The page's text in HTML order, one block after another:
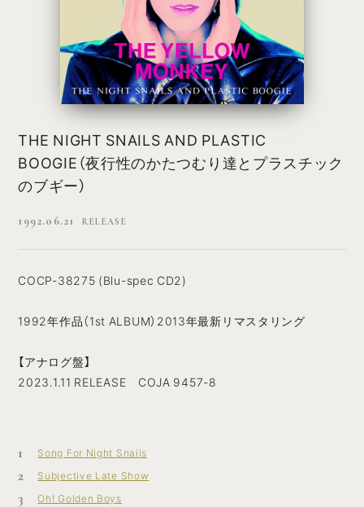
THE NIGHT SNAILS AND PLASTIC
BOOGIE（夜行性のかたつむり達とプラスチック
のブギー）
1992.06.21 RELEASE
COCP-38275 (Blu-spec CD2)
1992年作品（1st ALBUM）2013年最新リマスタリング
【アナログ盤】
2023.1.11 RELEASE COJA 9457-8
1 Song For Night Snails
2 Subjective Late Show
3 Oh! Golden Boys